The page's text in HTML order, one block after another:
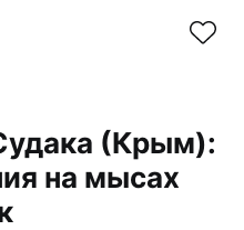
(Крым):
на мысах